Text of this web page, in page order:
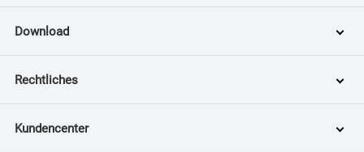
Download
Rechtliches
Kundencenter